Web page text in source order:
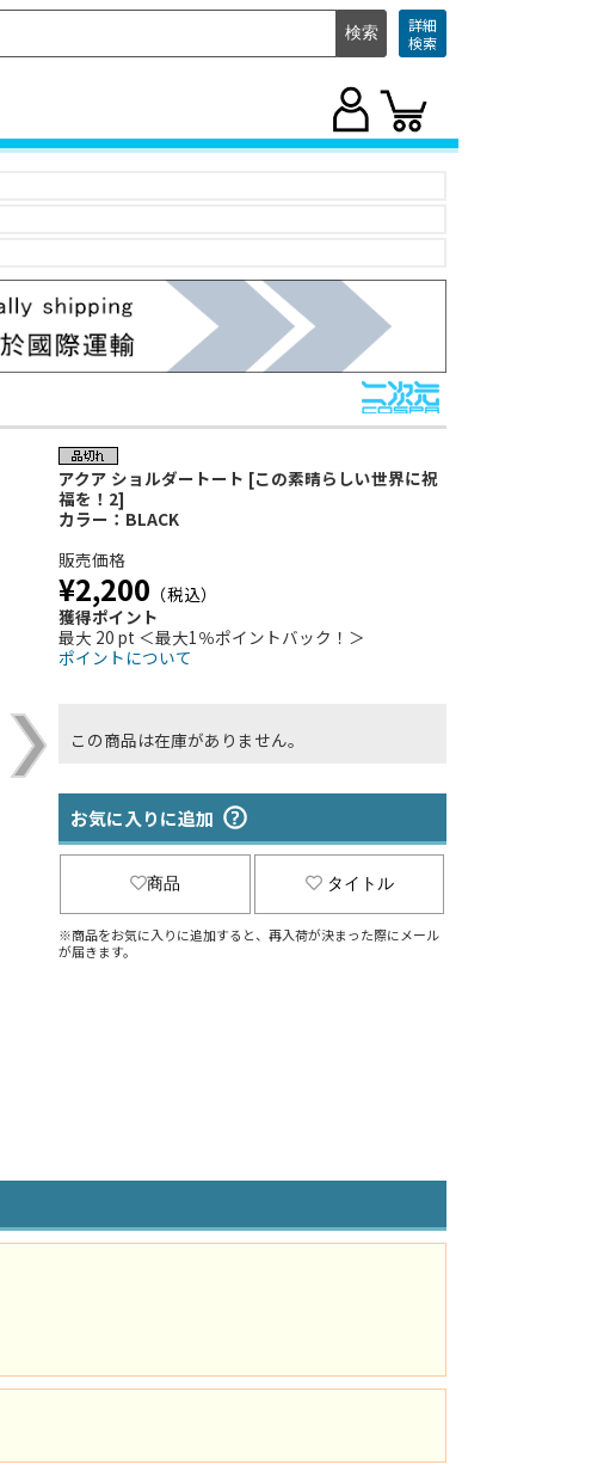
詳細
検索
アクア ショルダートート [この素晴らしい世界に祝
福を！2]
カラー：BLACK
販売価格
¥2,200 （税込）
獲得ポイント
最大 20 pt ＜最大1％ポイントバック！＞
ポイントについて
この商品は在庫がありません。
お気に入りに追加
商品 タイトル
※商品をお気に入りに追加すると、再入荷が決まった際にメール
が届きます。